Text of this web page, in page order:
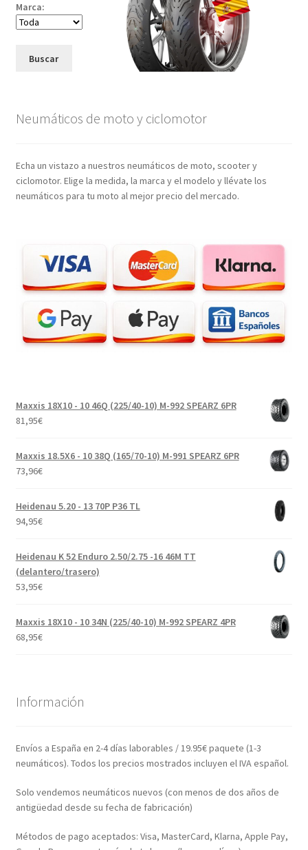
Marca:
Buscar
Neumáticos de moto y ciclomotor
Echa un vistazo a nuestros neumáticos de moto, scooter y
ciclomotor. Elige la medida, la marca y el modelo y llévate los
neumáticos para tu moto al mejor precio del mercado.
Maxxis 18X10 - 10 46Q (225/40-10) M-992 SPEARZ 6PR
81,95€
Maxxis 18.5X6 - 10 38Q (165/70-10) M-991 SPEARZ 6PR
73,96€
Heidenau 5.20 - 13 70P P36 TL
94,95€
Heidenau K 52 Enduro 2.50/2.75 -16 46M TT
(delantero/trasero)
53,95€
Maxxis 18X10 - 10 34N (225/40-10) M-992 SPEARZ 4PR
68,95€
Información
Envíos a España en 2-4 días laborables / 19.95€ paquete (1-3
neumáticos). Todos los precios mostrados incluyen el IVA español.
Solo vendemos neumáticos nuevos (con menos de dos años de
antigüedad desde su fecha de fabricación)
Métodos de pago aceptados: Visa, MasterCard, Klarna, Apple Pay,